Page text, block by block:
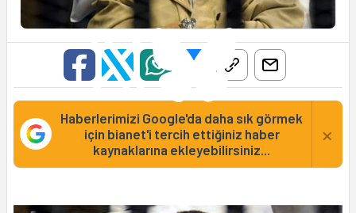
Haberlerimizi Google'da daha sık görmek
için bianet'i tercih ettiğiniz haber
kaynaklarına ekleyebilirsiniz...
×